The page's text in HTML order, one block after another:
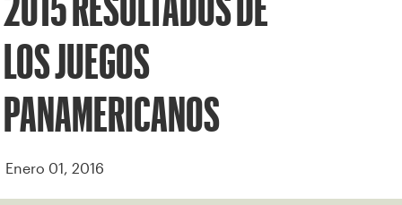
2015 RESULTADOS DE
LOS JUEGOS
PANAMERICANOS
Enero 01, 2016